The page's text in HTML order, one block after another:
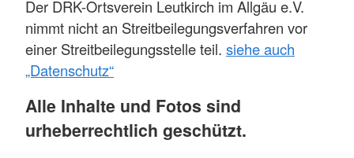
Der DRK-Ortsverein Leutkirch im Allgäu e.V.
nimmt nicht an Streitbeilegungsverfahren vor
einer Streitbeilegungsstelle teil. siehe auch
„Datenschutz“
Alle Inhalte und Fotos sind
urheberrechtlich geschützt.